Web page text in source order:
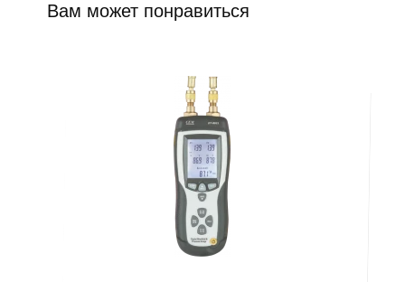
Вам может понравиться